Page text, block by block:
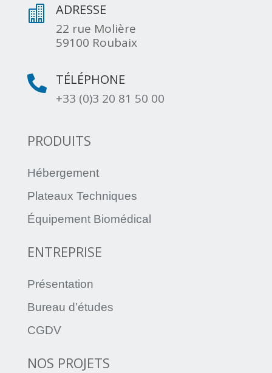
 ADRESSE
22 rue Molière
59100 Roubaix
 TÉLÉPHONE
+33 (0)3 20 81 50 00
PRODUITS
Hébergement
Plateaux Techniques
Équipement Biomédical
ENTREPRISE
Présentation
Bureau d’études
CGDV
NOS PROJETS